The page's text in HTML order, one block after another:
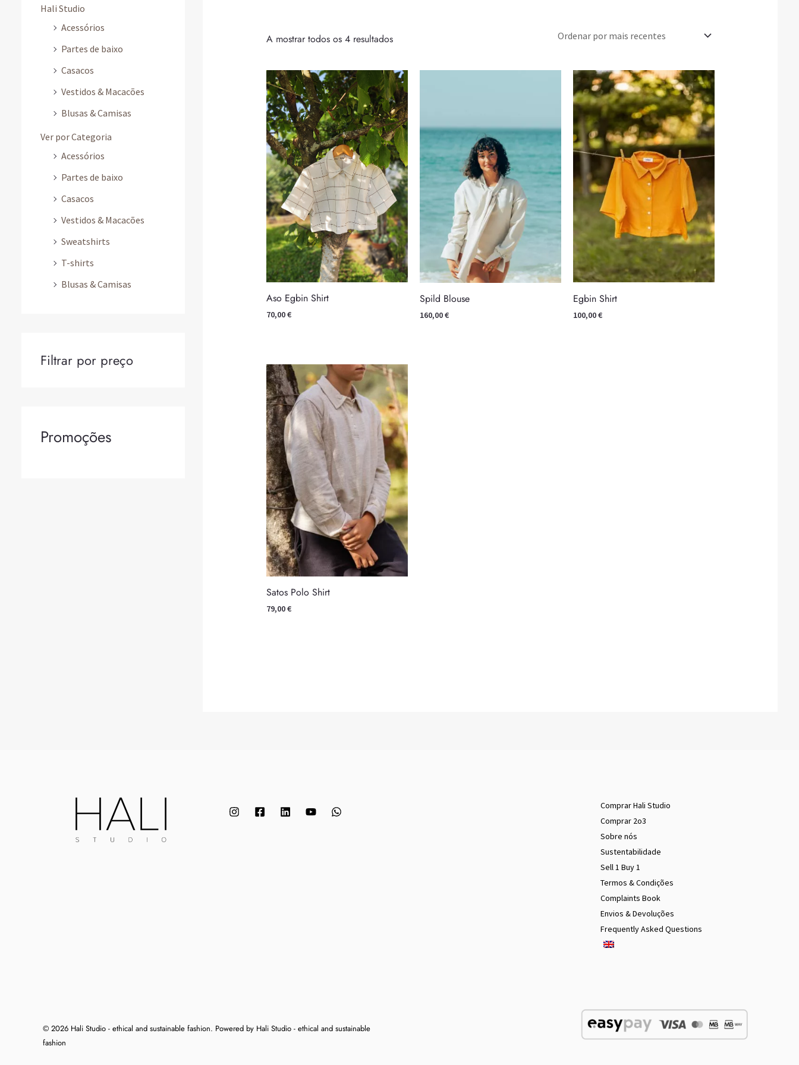
Hali Studio
Acessórios
Partes de baixo
Casacos
Vestidos & Macacões
Blusas & Camisas
Ver por Categoria
Acessórios
Partes de baixo
Casacos
Vestidos & Macacões
Sweatshirts
T-shirts
Blusas & Camisas
Filtrar por preço
Promoções
Aso Egbin Shirt
70,00€
Spild Blouse
160,00€
Egbin Shirt
100,00€
Satos Polo Shirt
79,00€
Comprar Hali Studio
Comprar 2o3
Sobre nós
Sustentabilidade
Sell 1 Buy 1
Termos & Condições
Complaints Book
Envios & Devoluções
Frequently Asked Questions
© 2026 Hali Studio - ethical and sustainable fashion. Powered by Hali Studio - ethical and sustainable
fashion